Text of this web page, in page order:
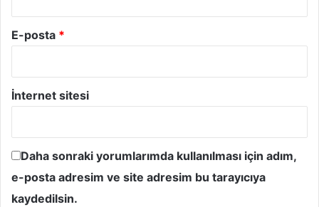
E-posta *
İnternet sitesi
Daha sonraki yorumlarımda kullanılması için adım,
e-posta adresim ve site adresim bu tarayıcıya
kaydedilsin.